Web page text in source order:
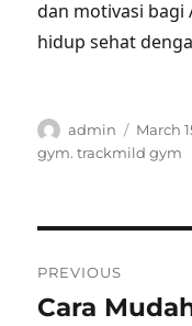
dan motivasi bagi
hidup sehat
Author
admin
Posted
on
March
gym. trackmild gym
navigation
PREVIOUS
Previous
Cara